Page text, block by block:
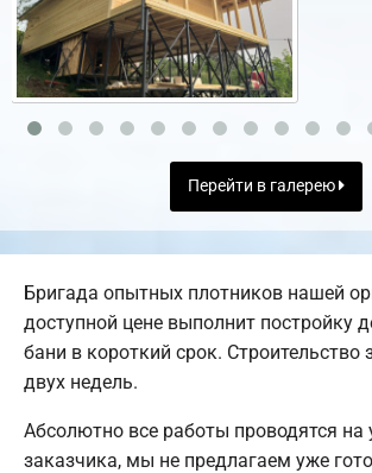
Перейти в галерею
Бригада опытных плотников нашей
доступной цене выполнит постройку
бани в короткий срок. Строительство
двух недель.
Абсолютно все работы проводятся на
заказчика, мы не предлагаем уже